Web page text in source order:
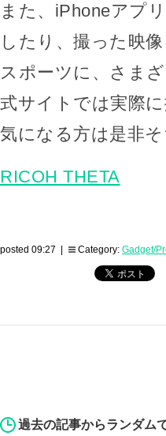
また、iPhoneアプ
したり、撮った映
スポーツに、さま
式サイトでは実際
気になる方は是非
RICOH THETA
posted 09:27 | Category: Gadget/
過去の記事からランダム